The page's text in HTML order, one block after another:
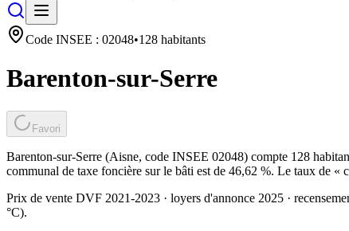
Code INSEE : 02048•128 habitants
Barenton-sur-Serre
Favori
Barenton-sur-Serre (Aisne, code INSEE 02048) compte 128
communal de taxe foncière sur le bâti est de 46,62 %. Le taux de
Prix de vente DVF 2021-2023 · loyers d'annonce 2025 ·
°C).